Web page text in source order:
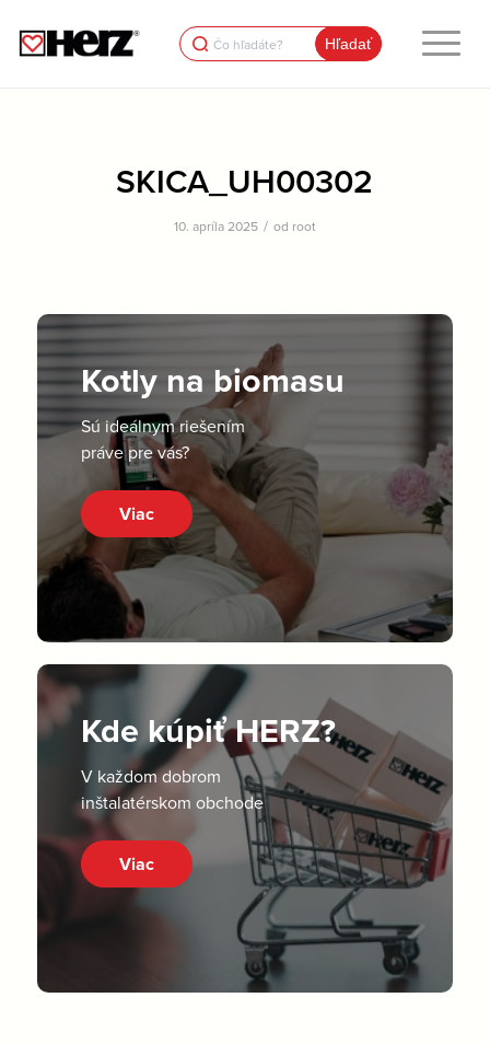
Search
for:
SKICA_UH00302
10. apríla 2025 / od root
Kotly na biomasu
Sú ideálnym riešením
práve pre vás?
Viac
Kde kúpiť HERZ?
V každom dobrom
inštalatérskom obchode
Viac